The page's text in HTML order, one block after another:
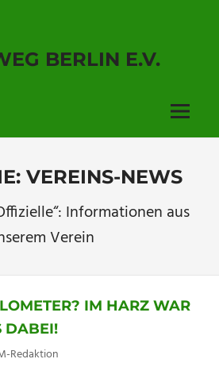
BERLIN E.V.
Menu
VEREINS-NEWS
Informationen aus
Verein
IM HARZ WAR
DABEI!
Redaktion